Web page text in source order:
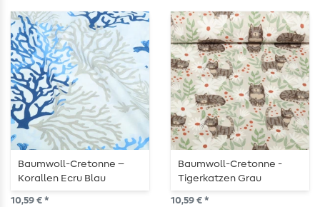
Baumwoll-Cretonne –
Korallen Ecru Blau
10,59 € *
Baumwoll-Cretonne -
Tigerkatzen Grau
10,59 € *